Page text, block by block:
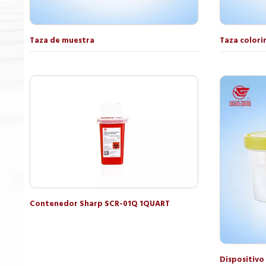
Taza de muestra Taza
Contenedor Sharp SCR-01Q 1QUART